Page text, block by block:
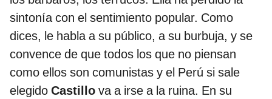
sintonía con el sentimiento popular. Como
dices, le habla a su público, a su burbuja, y se
convence de que todos los que no piensan
como ellos son comunistas y el Perú si sale
elegido Castillo va a irse a la ruina. En su